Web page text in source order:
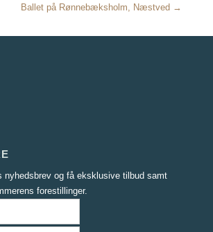
Ballet på Rønnebæksholm, Næstved →
nyhedsbrev og få eksklusive tilbud samt
forestillinger.